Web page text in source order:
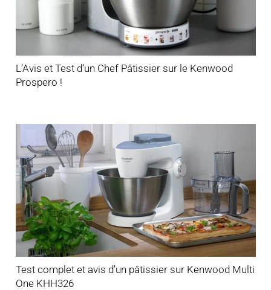
L’Avis et Test d’un Chef Pâtissier sur le Kenwood
Prospero !
Test complet et avis d’un pâtissier sur Kenwood Multi
One KHH326